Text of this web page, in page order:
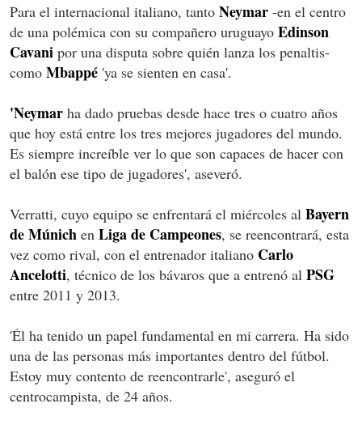
Para el internacional italiano, tanto Neymar -en el centro
de una polémica con su compañero uruguayo Edinson
Cavani por una disputa sobre quién lanza los penaltis-
como Mbappé 'ya se sienten en casa'.
'Neymar ha dado pruebas desde hace tres o cuatro años
que hoy está entre los tres mejores jugadores del mundo.
Es siempre increíble ver lo que son capaces de hacer con
el balón ese tipo de jugadores', aseveró.
Verratti, cuyo equipo se enfrentará el miércoles al Bayern
de Múnich en Liga de Campeones, se reencontrará, esta
vez como rival, con el entrenador italiano Carlo
Ancelotti, técnico de los bávaros que a entrenó al PSG
entre 2011 y 2013.
'Él ha tenido un papel fundamental en mi carrera. Ha sido
una de las personas más importantes dentro del fútbol.
Estoy muy contento de reencontrarle', aseguró el
centrocampista, de 24 años.